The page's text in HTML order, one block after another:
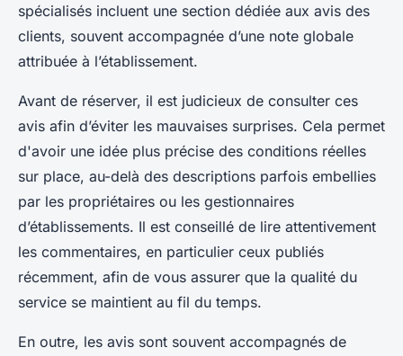
spécialisés incluent une section dédiée aux avis des
clients, souvent accompagnée d’une note globale
attribuée à l’établissement.
Avant de réserver, il est judicieux de consulter ces
avis afin d’éviter les mauvaises surprises. Cela permet
d'avoir une idée plus précise des conditions réelles
sur place, au-delà des descriptions parfois embellies
par les propriétaires ou les gestionnaires
d’établissements. Il est conseillé de lire attentivement
les commentaires, en particulier ceux publiés
récemment, afin de vous assurer que la qualité du
service se maintient au fil du temps.
En outre, les avis sont souvent accompagnés de